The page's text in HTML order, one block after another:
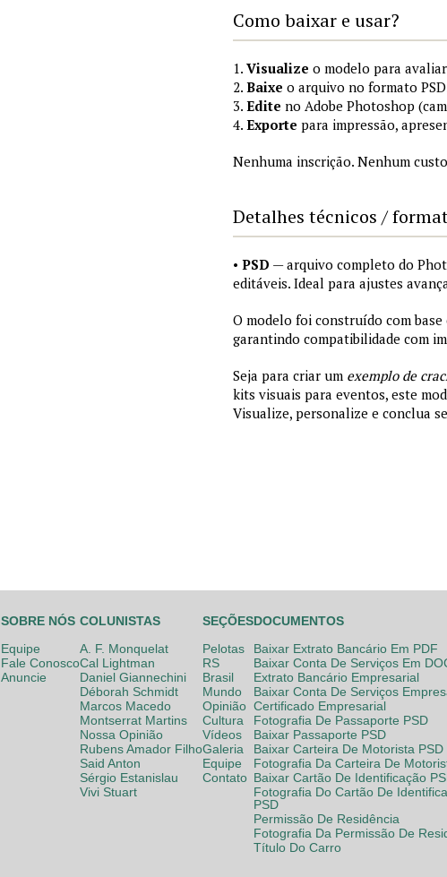
Como baixar e usar?
1. Visualize o modelo para
2. Baixe o arquivo no formato
3. Edite no Adobe Photoshop
4. Exporte para impressão,
Nenhuma inscrição. Nenhum
Detalhes técnicos /
• PSD — arquivo completo do
editáveis. Ideal para ajustes
O modelo foi construído com
garantindo compatibilidade com
Seja para criar um exemplo de
kits visuais para eventos, este
Visualize, personalize e conclua
SOBRE NÓS
Equipe
Fale Conosco
Anuncie
COLUNISTAS
A. F. Monquelat
Cal Lightman
Daniel Giannechini
Déborah Schmidt
Marcos Macedo
Montserrat Martins
Nossa Opinião
Rubens Amador Filho
Said Anton
Sérgio Estanislau
Vivi Stuart
SEÇÕES
Pelotas
RS
Brasil
Mundo
Opinião
Cultura
Vídeos
Galeria
Equipe
Contato
DOCUMENTOS
Baixar Extrato Bancário Em PDF
Baixar Conta De Serviços Em
Extrato Bancário Empresarial
Baixar Conta De Serviços
Certificado Empresarial
Fotografia De Passaporte PSD
Baixar Passaporte PSD
Baixar Carteira De Motorista PSD
Fotografia Da Carteira De
Baixar Cartão De Identificação
Fotografia Do Cartão De
PSD
Permissão De Residência
Fotografia Da Permissão De
Título Do Carro